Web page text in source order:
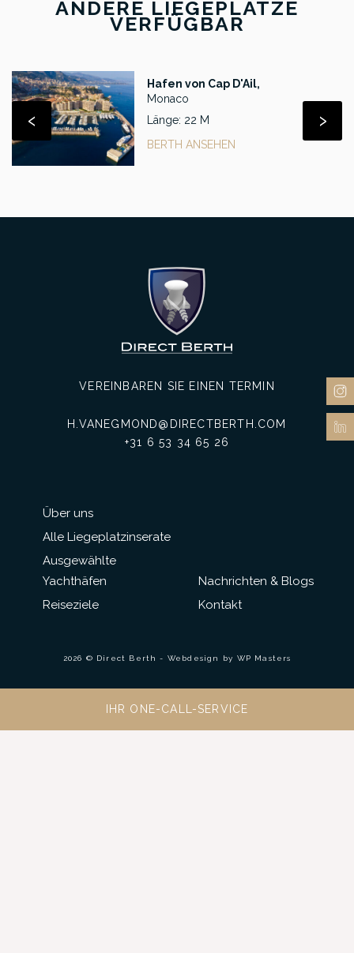
ANDERE LIEGEPLÄTZE
VERFÜGBAR
Hafen von Cap D'Ail,
Monaco
Länge: 22 M
BERTH ANSEHEN
‹ ›
Über uns
Alle Liegeplatzinserate
Ausgewählte
Yachthäfen
Reiseziele
VEREINBAREN SIE EINEN TERMIN
H.VANEGMOND@DIRECTBERTH.COM
+31 6 53 34 65 26
Nachrichten & Blogs
Kontakt
2026 © Direct Berth - Webdesign by WP Masters
IHR ONE-CALL-SERVICE